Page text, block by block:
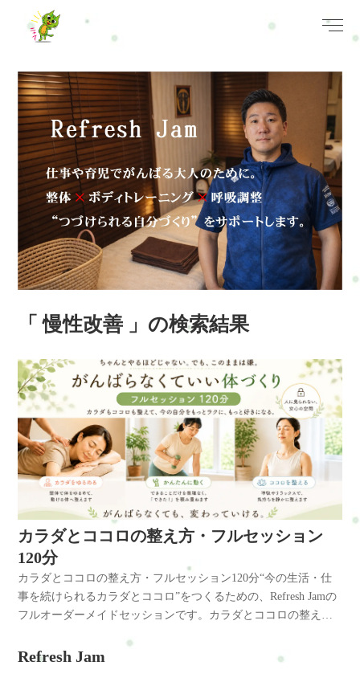
「 慢性改善 」の検索結果
カラダとココロの整え方・フルセッション
120分
カラダとココロの整え方・フルセッション120分“今の生活・仕
事を続けられるカラダとココロ”をつくるための、Refresh Jamの
フルオーダーメイドセッションです。カラダとココロの整え方
で、動ける心と体へカラダとココロの整え方とは？ご予約方法
Refresh Jam